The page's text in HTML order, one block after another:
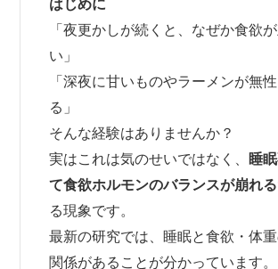
はじめに
「夜更かしが続くと、なぜか食欲
い」
「深夜に甘いものやラーメンが無
る」
そんな経験はありませんか？
実はこれは気のせいではなく、 睡
て食欲ホルモンのバランスが崩れ
る現象です。
最新の研究では、睡眠と食欲・体
関係があることが分かっています。